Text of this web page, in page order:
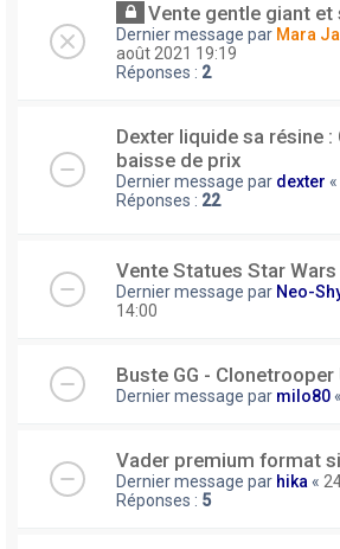
Vente gentle giant et
Dernier message par Mara
août 2021 19:19
Réponses : 2
Dexter liquide sa résine :
baisse de prix
Dernier message par dexter «
Réponses : 22
Vente Statues Star Wars
Dernier message par Neo-
14:00
Buste GG -
Dernier message par milo80 «
Vader premium format
Dernier message par hika «
Réponses : 5